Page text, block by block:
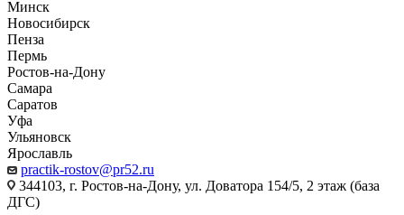
Минск
Новосибирск
Пенза
Пермь
Ростов-на-Дону
Самара
Саратов
Уфа
Ульяновск
Ярославль
practik-rostov@pr52.ru
344103, г. Ростов-на-Дону, ул. Доватора 154/5, 2 этаж (база
ДГС)